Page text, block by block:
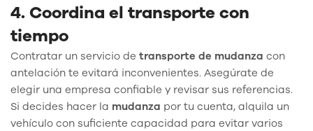
4. Coordina el transporte con
tiempo
Contratar un servicio de transporte de mudanza con
antelación te evitará inconvenientes. Asegúrate de
elegir una empresa confiable y revisar sus referencias.
Si decides hacer la mudanza por tu cuenta, alquila un
vehículo con suficiente capacidad para evitar varios